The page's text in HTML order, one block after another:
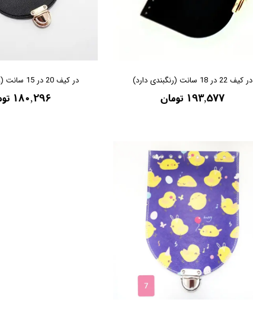
در کیف 22 در 18 سانت (رنگبندی دارد)
۱۹۳,۵۷۷ تومان
در کیف 20 در 15 سانت (رنگبندی دارد)
۱۸۰,۲۹۶ تومان